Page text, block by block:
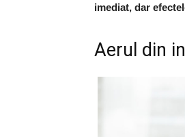
imediat, dar
Aerul din